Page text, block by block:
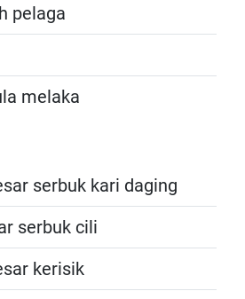
pelaga
melaka
serbuk kari daging
serbuk cili
kerisik